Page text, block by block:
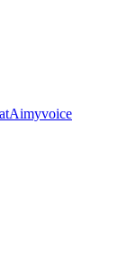
Aimyvoice